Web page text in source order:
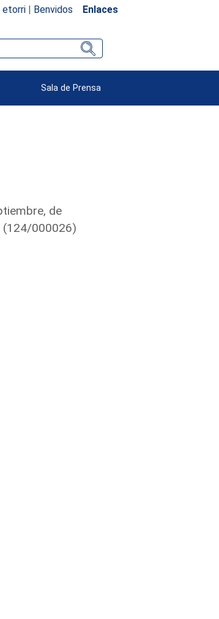
etorri| Benvidos Enlaces
Sala de Prensa
de
(124/000026)